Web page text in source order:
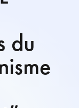
du